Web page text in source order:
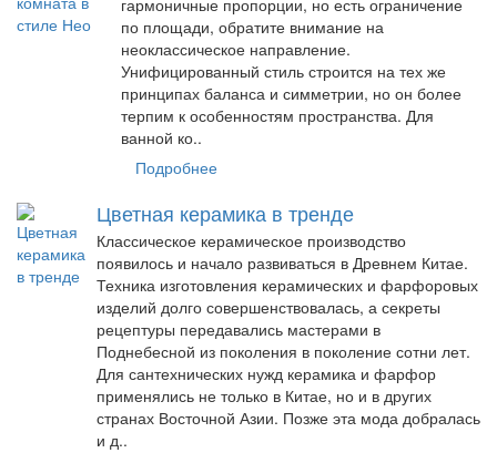
гармоничные пропорции, но есть ограничение
по площади, обратите внимание на
неоклассическое направление.
Унифицированный стиль строится на тех же
принципах баланса и симметрии, но он более
терпим к особенностям пространства. Для
ванной ко..
Подробнее
Цветная керамика в тренде
Классическое керамическое производство
появилось и начало развиваться в Древнем Китае.
Техника изготовления керамических и фарфоровых
изделий долго совершенствовалась, а секреты
рецептуры передавались мастерами в
Поднебесной из поколения в поколение сотни лет.
Для сантехнических нужд керамика и фарфор
применялись не только в Китае, но и в других
странах Восточной Азии. Позже эта мода добралась
и д..